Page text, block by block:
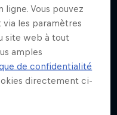
avec Tommy
Vous pouvez
les paramètres
site web à tout
amples
de confidentialité
directement ci-